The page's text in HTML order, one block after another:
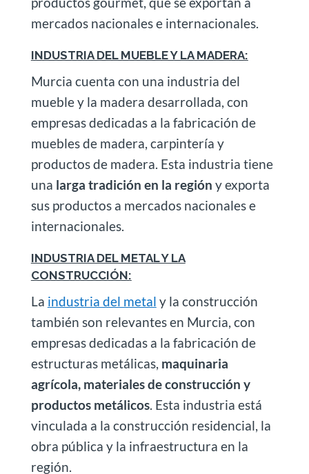
mercados nacionales e internacionales.
INDUSTRIA DEL MUEBLE Y LA MADERA:
Murcia cuenta con una industria del
mueble y la madera desarrollada, con
empresas dedicadas a la fabricación de
muebles de madera, carpintería y
productos de madera. Esta industria tiene
una larga tradición en la región y exporta
sus productos a mercados nacionales e
internacionales.
INDUSTRIA DEL METAL Y LA
CONSTRUCCIÓN:
La industria del metal y la construcción
también son relevantes en Murcia, con
empresas dedicadas a la fabricación de
estructuras metálicas, maquinaria
agrícola, materiales de construcción y
productos metálicos. Esta industria está
vinculada a la construcción residencial, la
obra pública y la infraestructura en la
región.